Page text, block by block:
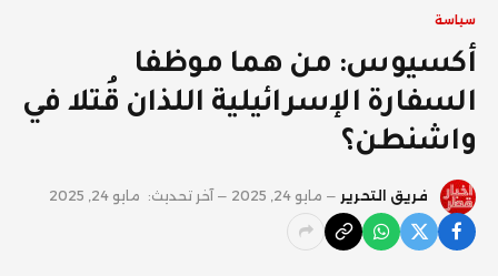
سياسة
أكسيوس: من هما موظفا
السفارة الإسرائيلية اللذان قُتلا في
واشنطن؟
فريق التحرير مايو 24, 2025 آخر تحديث: مايو 24, 2025